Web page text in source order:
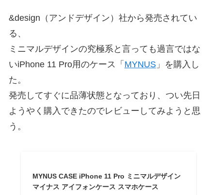
&design（アンドデザイン）社から発売されてい
る、
ミニマルデザインの究極系と言っても過言ではな
いiPhone 11 Pro用のケース「 MYNUS」を購入し
た。
発売してすぐに品薄状態となっており、つい先日
ようやく購入できたのでレビューしてみようと思
う。
MYNUS CASE iPhone 11 Pro ミニマルデザイン
マイナス アイフォンケース スマホケース